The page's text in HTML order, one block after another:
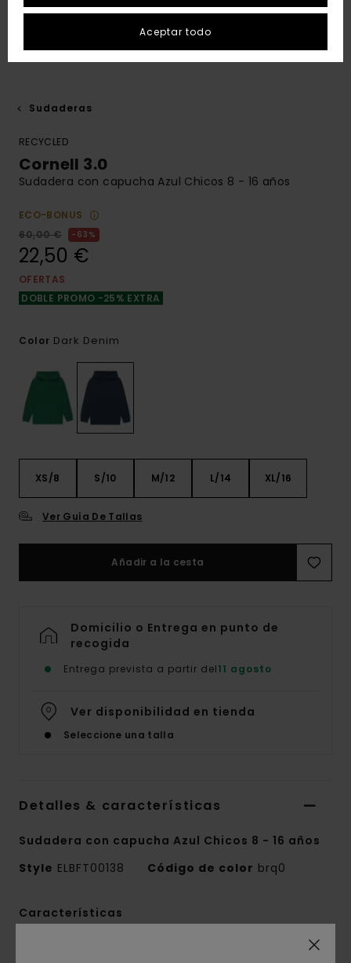
Sudaderas
RECYCLED
Cornell 3.0
Sudadera con capucha Azul Chicos 8 - 16 años
ECO-BONUS
60,00 €
63%
22,50 €
OFERTAS
DOBLE PROMO -25% EXTRA
Color Dark Denim
XS/8 S/10 M/12 L/14 XL/16
Ver Guía De Tallas
Añadir a la cesta
Domicilio o Entrega en punto de
recogida
Entrega prevista a partir del11 agosto
Ver disponibilidad en tienda
Seleccione una talla
Detalles & características
Sudadera con capucha Azul Chicos 8 - 16 años
Style ELBFT00138 Código de color brq0
Características
Aceptar todo